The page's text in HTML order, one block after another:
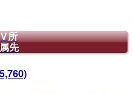
V所
属先